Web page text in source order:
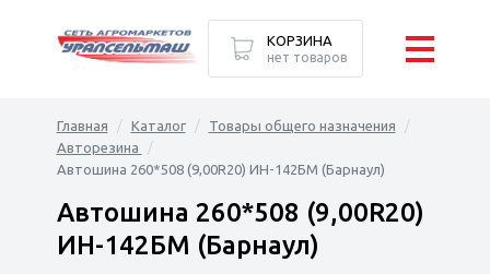
Главная Каталог
Товары общего назначения
Авторезина
Автошина 260*508 (9,00R20) ИН-142БМ (Барнаул)
Автошина 260*508 (9,00R20)
ИН-142БМ (Барнаул)
КОРЗИНА
нет товаров